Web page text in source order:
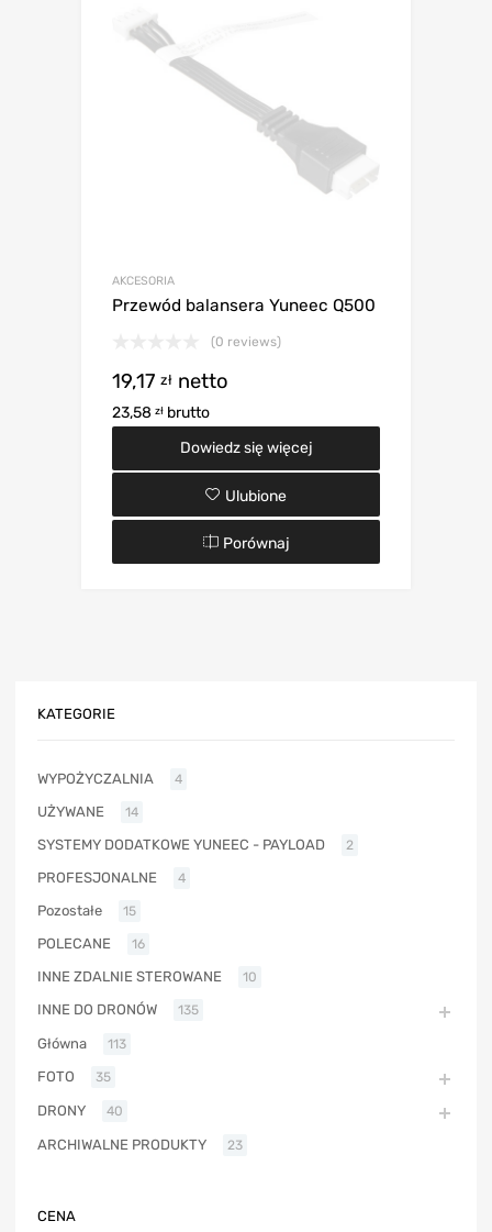
AKCESORIA
Przewód balansera Yuneec Q500
(0 reviews)
19,17 zł netto
23,58 zł brutto
Dowiedz się więcej
Ulubione
Porównaj
KATEGORIE
WYPOŻYCZALNIA 4
UŻYWANE 14
SYSTEMY DODATKOWE YUNEEC - PAYLOAD 2
PROFESJONALNE 4
Pozostałe 15
POLECANE 16
INNE ZDALNIE STEROWANE 10
INNE DO DRONÓW 135
Główna 113
FOTO 35
DRONY 40
ARCHIWALNE PRODUKTY 23
CENA